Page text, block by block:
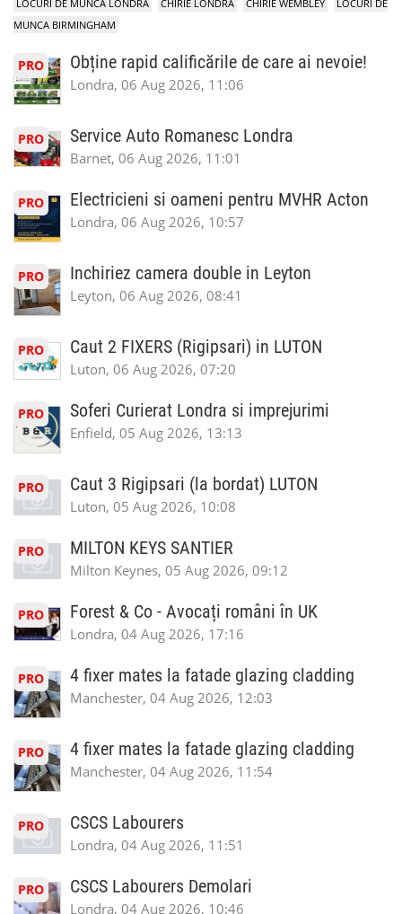
LOCURI DE MUNCA LONDRA CHIRIE LONDRA CHIRIE WEMBLEY
LOCURI DE
MUNCA BIRMINGHAM
PRO Obține rapid calificările de care ai nevoie!
Londra, 06 Aug 2026, 11:06
PRO Service Auto Romanesc Londra
Barnet, 06 Aug 2026, 11:01
PRO Electricieni si oameni pentru MVHR Acton
Londra, 06 Aug 2026, 10:57
PRO Inchiriez camera double in Leyton
Leyton, 06 Aug 2026, 08:41
PRO Caut 2 FIXERS (Rigipsari) in LUTON
Luton, 06 Aug 2026, 07:20
PRO Soferi Curierat Londra si imprejurimi
Enfield, 05 Aug 2026, 13:13
PRO Caut 3 Rigipsari (la bordat) LUTON
Luton, 05 Aug 2026, 10:08
PRO MILTON KEYS SANTIER
Milton Keynes, 05 Aug 2026, 09:12
PRO Forest & Co - Avocați români în UK
Londra, 04 Aug 2026, 17:16
PRO 4 fixer mates la fatade glazing cladding
Manchester, 04 Aug 2026, 12:03
PRO 4 fixer mates la fatade glazing cladding
Manchester, 04 Aug 2026, 11:54
PRO CSCS Labourers
Londra, 04 Aug 2026, 11:51
PRO CSCS Labourers Demolari
Londra, 04 Aug 2026, 10:46